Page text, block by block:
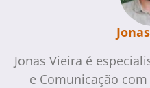
Jonas Vieira é
e Comunicação